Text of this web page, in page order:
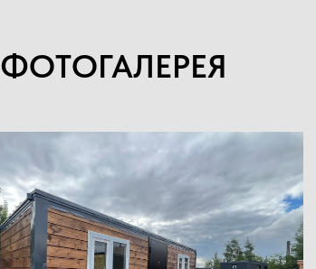
ФОТОГАЛЕРЕЯ